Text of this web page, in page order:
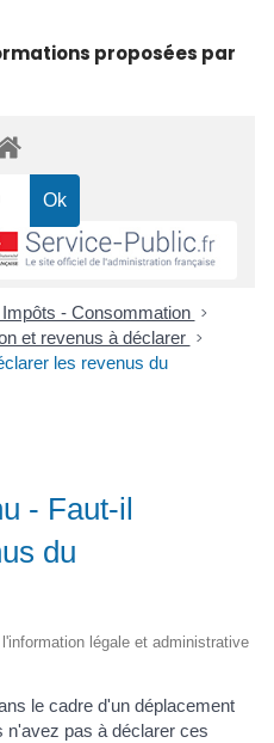
proposées par
- Consommation >
et revenus à déclarer >
les revenus du
- Faut-il
du
légale et administrative
le cadre d'un déplacement
n'avez pas à déclarer ces